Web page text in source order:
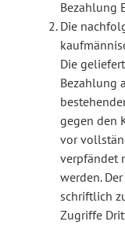
Bezahlung
Die
Die
Bezahlung
gegen den
vor
verpfändet
werden.
schriftlich
Zugriffe